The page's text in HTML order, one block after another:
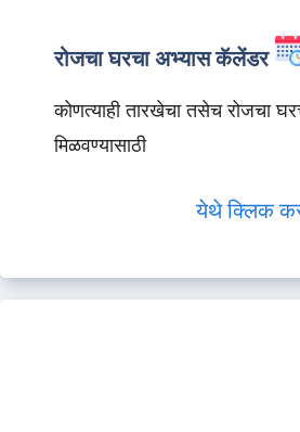
रोजचा घरचा अभ्यास कॅलेंडर
कोणत्याही तारखेचा तसेच रोजचा
मिळवण्यासाठी
येथे क्लिक